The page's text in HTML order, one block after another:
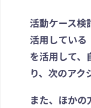
活動ケース検
活用している
を活用して、
り、次のアク
また、ほか